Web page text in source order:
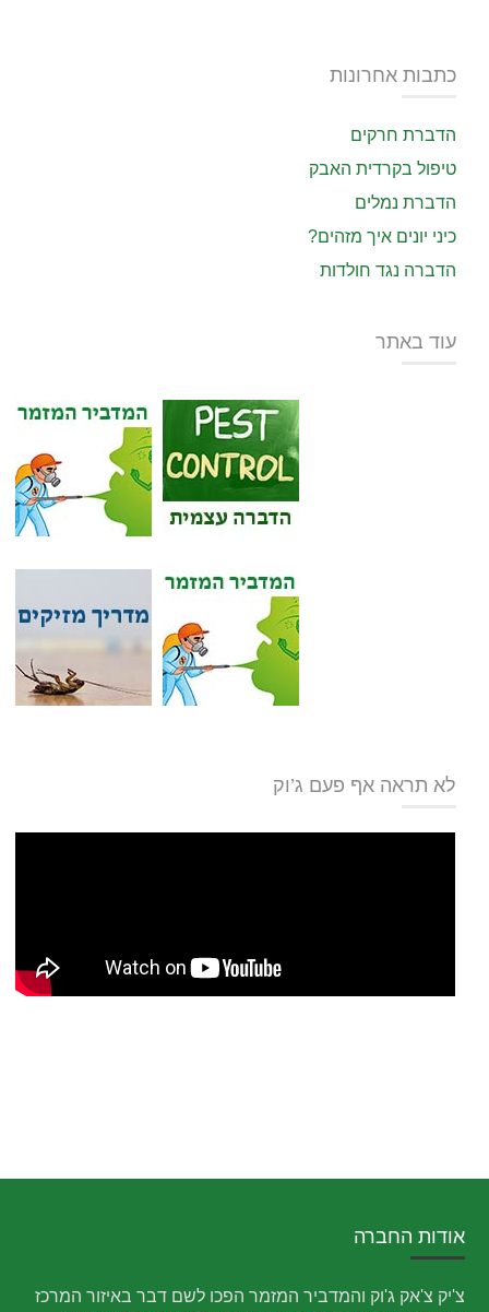
כתבות אחרונות
הדברת חרקים
טיפול בקרדית האבק
הדברת נמלים
כיני יונים איך מזהים?
הדברה נגד חולדות
עוד באתר
לא תראה אף פעם ג’וק
אודות החברה
צ'יק צ'אק ג'וק והמדביר המזמר הפכו לשם דבר באיזור המרכז